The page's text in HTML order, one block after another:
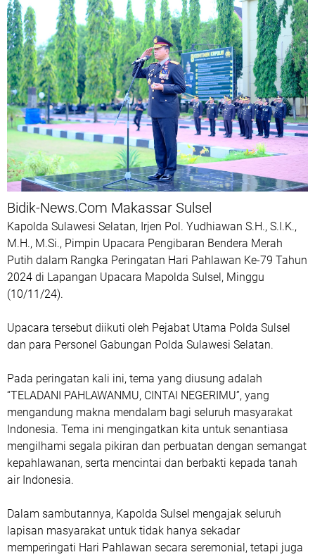
Bidik-News.Com Makassar Sulsel
Kapolda Sulawesi Selatan, Irjen Pol. Yudhiawan S.H., S.I.K.,
M.H., M.Si., Pimpin Upacara Pengibaran Bendera Merah
Putih dalam Rangka Peringatan Hari Pahlawan Ke-79 Tahun
2024 di Lapangan Upacara Mapolda Sulsel, Minggu
(10/11/24).
Upacara tersebut diikuti oleh Pejabat Utama Polda Sulsel
dan para Personel Gabungan Polda Sulawesi Selatan.
Pada peringatan kali ini, tema yang diusung adalah
“TELADANI PAHLAWANMU, CINTAI NEGERIMU”, yang
mengandung makna mendalam bagi seluruh masyarakat
Indonesia. Tema ini mengingatkan kita untuk senantiasa
mengilhami segala pikiran dan perbuatan dengan semangat
kepahlawanan, serta mencintai dan berbakti kepada tanah
air Indonesia.
Dalam sambutannya, Kapolda Sulsel mengajak seluruh
lapisan masyarakat untuk tidak hanya sekadar
memperingati Hari Pahlawan secara seremonial, tetapi juga